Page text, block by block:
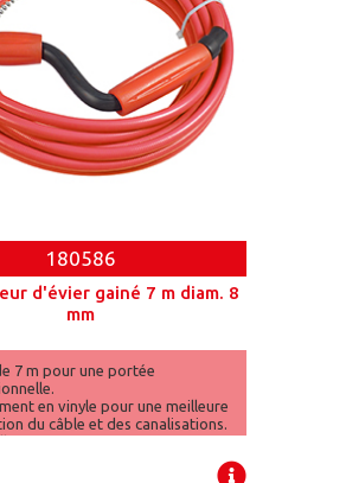
180586
d'évier gainé 7 m diam. 8
mm
7 m pour une portée
en vinyle pour une meilleure
du câble et des canalisations.
ergonomique pour un confort